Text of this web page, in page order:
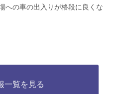
への車の出入りが格段に良くな
一覧を見る